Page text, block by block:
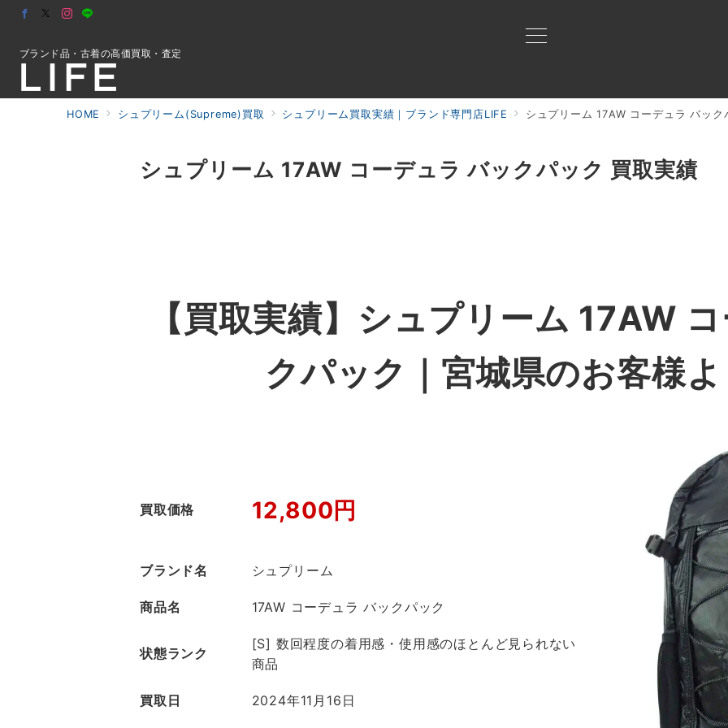
ブランド品・古着の高価買取・査定
HOME シュプリーム(Supreme)買取 シュプリーム買取実績｜ブランド専門店LIFE シュプリーム 17AW コーデュラ バック
シュプリーム 17AW コーデュラ バックパック 買取実績
【買取実績】シュプリーム 17AW
クパック｜宮城県のお客様
買取価格 12,800円
ブランド名 シュプリーム
商品名 17AW コーデュラ バックパック
状態ランク
[S] 数回程度の着用感・使用感のほとんど見られない
商品
買取日 2024年11月16日